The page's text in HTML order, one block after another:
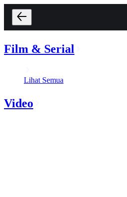
Film & Serial
Lihat Semua
Video